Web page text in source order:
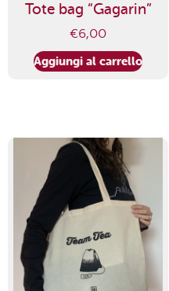
Tote bag “Gagarin”
€6,00
Aggiungi al carrello